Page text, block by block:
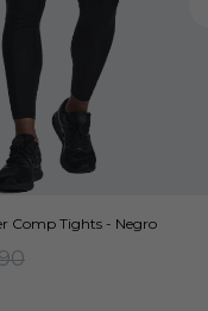
Comp Tights - Negro